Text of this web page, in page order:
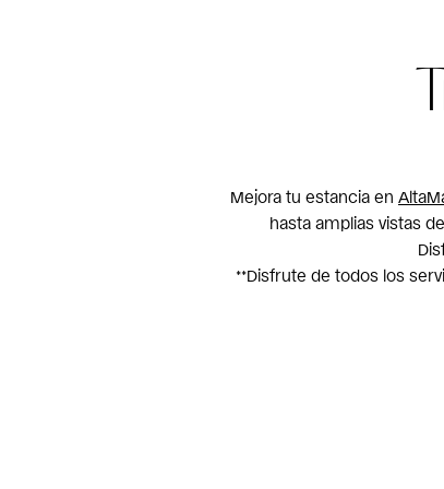
Mejora tu estancia en
hasta amplias vistas
**Disfrute de todos los